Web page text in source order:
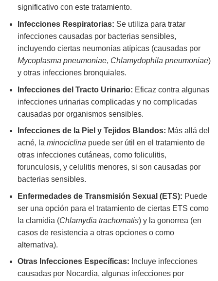
significativo con este tratamiento.
Infecciones Respiratorias: Se utiliza para tratar
infecciones causadas por bacterias sensibles,
incluyendo ciertas neumonías atípicas (causadas por
Mycoplasma pneumoniae, Chlamydophila pneumoniae)
y otras infecciones bronquiales.
Infecciones del Tracto Urinario: Eficaz contra algunas
infecciones urinarias complicadas y no complicadas
causadas por organismos sensibles.
Infecciones de la Piel y Tejidos Blandos: Más allá del
acné, la minociclina puede ser útil en el tratamiento de
otras infecciones cutáneas, como foliculitis,
forunculosis, y celulitis menores, si son causadas por
bacterias sensibles.
Enfermedades de Transmisión Sexual (ETS): Puede
ser una opción para el tratamiento de ciertas ETS como
la clamidia (Chlamydia trachomatis) y la gonorrea (en
casos de resistencia a otras opciones o como
alternativa).
Otras Infecciones Específicas: Incluye infecciones
causadas por Nocardia, algunas infecciones por